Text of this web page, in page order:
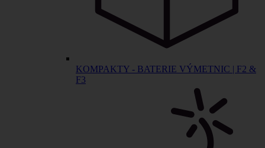
KOMPAKTY - BATERIE VÝMETNIC | F2 &
F3